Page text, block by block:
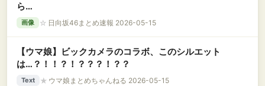
ら…
画像 ☆ 日向坂46まとめ速報 2026-05-15
【ウマ娘】ビックカメラのコラボ、このシルエット
は…？！！？！？？？！？？
Text ★ ウマ娘まとめちゃんねる 2026-05-15